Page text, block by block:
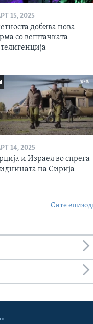
15, 2025
добива нова
со вештачката
14, 2025
и Израел во спрега
на Сирија
Сите